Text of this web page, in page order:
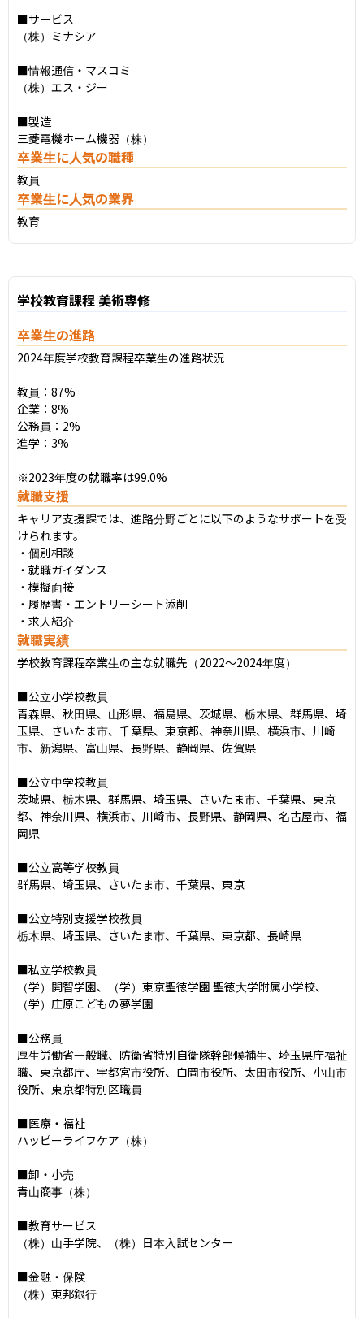
■サービス
（株）ミナシア
■情報通信・マスコミ
（株）エス・ジー
■製造
三菱電機ホーム機器（株）
卒業生に人気の職種
教員
卒業生に人気の業界
教育
学校教育課程 美術専修
卒業生の進路
2024年度学校教育課程卒業生の進路状況
教員：87%
企業：8%
公務員：2%
進学：3%
※2023年度の就職率は99.0%
就職支援
キャリア支援課では、進路分野ごとに以下のようなサポートを受
けられます。
・個別相談
・就職ガイダンス
・模擬面接
・履歴書・エントリーシート添削
・求人紹介
就職実績
学校教育課程卒業生の主な就職先（2022〜2024年度）
■公立小学校教員
青森県、秋田県、山形県、福島県、茨城県、栃木県、群馬県、埼
玉県、さいたま市、千葉県、東京都、神奈川県、横浜市、川崎
市、新潟県、富山県、長野県、静岡県、佐賀県
■公立中学校教員
茨城県、栃木県、群馬県、埼玉県、さいたま市、千葉県、東京
都、神奈川県、横浜市、川崎市、長野県、静岡県、名古屋市、福
岡県
■公立高等学校教員
群馬県、埼玉県、さいたま市、千葉県、東京
■公立特別支援学校教員
栃木県、埼玉県、さいたま市、千葉県、東京都、長崎県
■私立学校教員
（学）開智学園、（学）東京聖徳学園 聖徳大学附属小学校、
（学）庄原こどもの夢学園
■公務員
厚生労働省一般職、防衛省特別自衛隊幹部候補生、埼玉県庁福祉
職、東京都庁、宇都宮市役所、白岡市役所、太田市役所、小山市
役所、東京都特別区職員
■医療・福祉
ハッピーライフケア（株）
■卸・小売
青山商事（株）
■教育サービス
（株）山手学院、（株）日本入試センター
■金融・保険
（株）東邦銀行